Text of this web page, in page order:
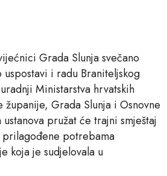
Grada Slunja svečano
i radu Braniteljskog
Ministarstva hrvatskih
Grada Slunja i Osnovne
ustanova pružat će trajni smještaj
potrebama
koja je sudjelovala u